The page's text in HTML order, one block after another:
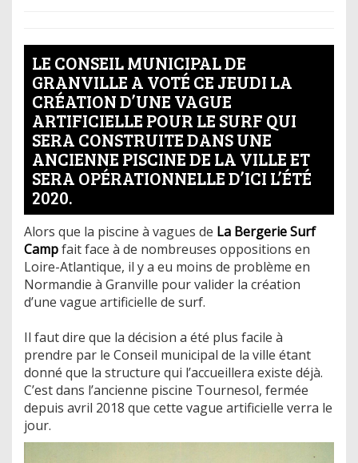
LE CONSEIL MUNICIPAL DE
GRANVILLE A VOTÉ CE JEUDI LA
CRÉATION D’UNE VAGUE
ARTIFICIELLE POUR LE SURF QUI
SERA CONSTRUITE DANS UNE
ANCIENNE PISCINE DE LA VILLE ET
SERA OPÉRATIONNELLE D’ICI L’ÉTÉ
2020.
Alors que la piscine à vagues de La Bergerie Surf
Campfait face à de nombreuses oppositions en
Loire-Atlantique, il y a eu moins de problème en
Normandie à Granville pour valider la création
d’une vague artificielle de surf.
Il faut dire que la décision a été plus facile à
prendre par le Conseil municipal de la ville étant
donné que la structure qui l’accueillera existe déjà.
C’est dans l’ancienne piscine Tournesol, fermée
depuis avril 2018 que cette vague artificielle verra le
jour.